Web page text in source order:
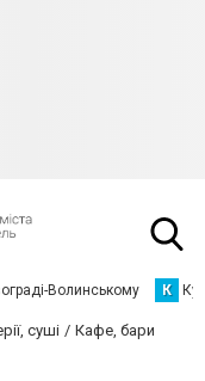
Волинському К
суші Кафе, бари